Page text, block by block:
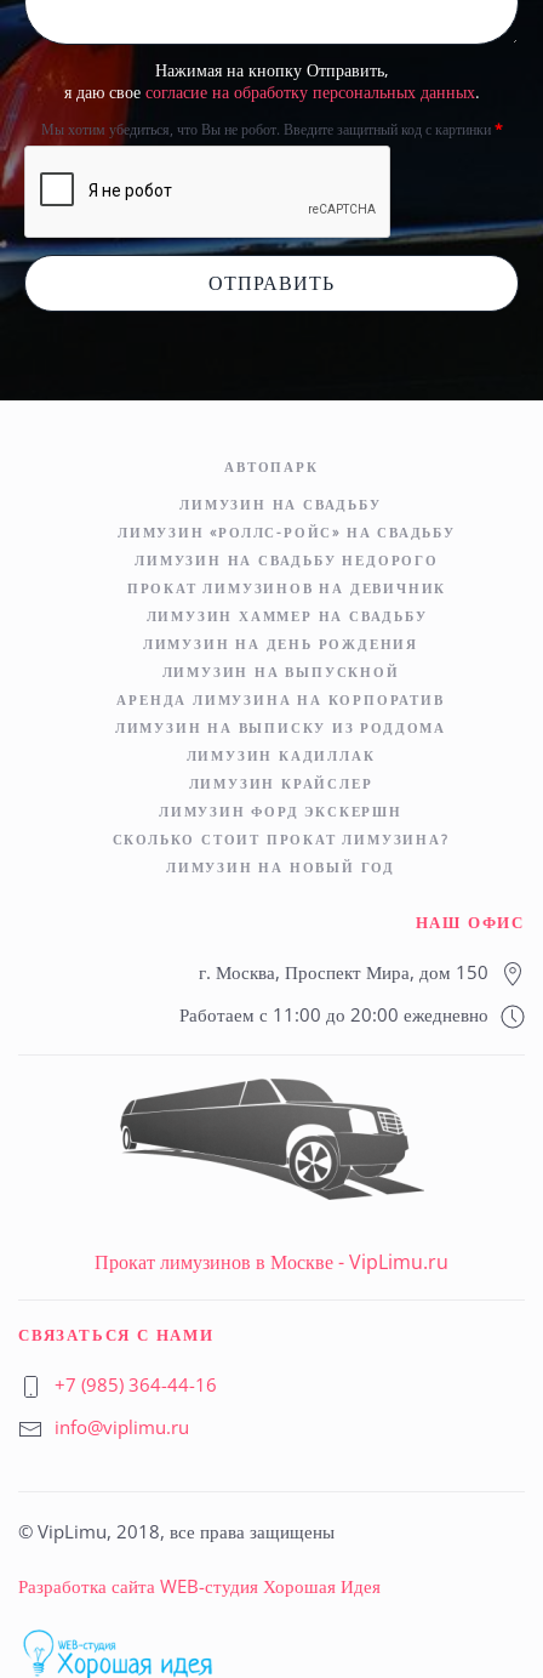
Нажимая на кнопку Отправить,
я даю свое согласие на обработку персональных данных.
Мы хотим убедиться, что Вы не робот. Введите защитный код с картинки*
ОТПРАВИТЬ
АВТОПАРК
ЛИМУЗИН НА СВАДЬБУ
ЛИМУЗИН «РОЛЛС-РОЙС» НА СВАДЬБУ
ЛИМУЗИН НА СВАДЬБУ НЕДОРОГО
ПРОКАТ ЛИМУЗИНОВ НА ДЕВИЧНИК
ЛИМУЗИН ХАММЕР НА СВАДЬБУ
ЛИМУЗИН НА ДЕНЬ РОЖДЕНИЯ
ЛИМУЗИН НА ВЫПУСКНОЙ
АРЕНДА ЛИМУЗИНА НА КОРПОРАТИВ
ЛИМУЗИН НА ВЫПИСКУ ИЗ РОДДОМА
ЛИМУЗИН КАДИЛЛАК
ЛИМУЗИН КРАЙСЛЕР
ЛИМУЗИН ФОРД ЭКСКЕРШН
СКОЛЬКО СТОИТ ПРОКАТ ЛИМУЗИНА?
ЛИМУЗИН НА НОВЫЙ ГОД
НАШ ОФИС
г. Москва, Проспект Мира, дом 150
Работаем с 11:00 до 20:00 ежедневно
Прокат лимузинов в Москве - VipLimu.ru
СВЯЗАТЬСЯ С НАМИ
+7 (985) 364-44-16
info@viplimu.ru
© VipLimu, 2018, все права защищены
Разработка сайта WEB-студия Хорошая Идея